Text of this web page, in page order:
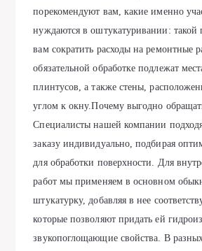
порекомендуют вам, какие именно
нуждаются в оштукатуривании: такой
вам сократить расходы на ремонтные
обязательной обработке подлежат
плинтусов, а также стены,
углом к окну.Почему выгодно
Специалисты нашей компании
заказу индивидуально, подбирая
для обработки поверхности. Для
работ мы применяем в основном
штукатурку, добавляя в нее
которые позволяют придать ей
звукопоглощающие свойства. В